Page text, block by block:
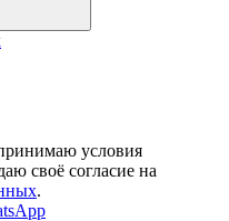
условия
своё согласие на
.